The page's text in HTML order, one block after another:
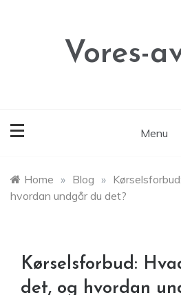
Vores-
Menu
Home » Blog »
hvordan undgår du det?
Kørselsforbud:
det, og hvordan